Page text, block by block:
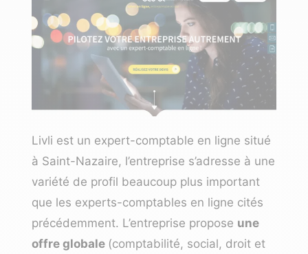
Livli est un expert-comptable en ligne situé
à Saint-Nazaire, l’entreprise s’adresse à une
variété de profil beaucoup plus important
que les experts-comptables en ligne cités
précédemment. L’entreprise propose une
offre globale (comptabilité, social, droit et